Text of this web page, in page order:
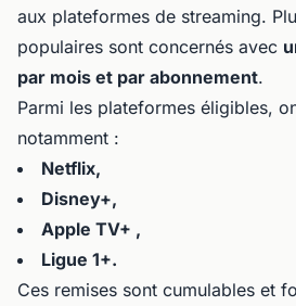
aux plateformes de streaming.
populaires sont concernés avec
par mois et par abonnement.
Parmi les plateformes éligibles,
notamment :
Netflix,
Disney+,
Apple TV+ ,
Ligue 1+.
Ces remises sont cumulables et